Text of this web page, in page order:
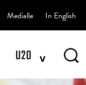
U20 ^
Medialle In English